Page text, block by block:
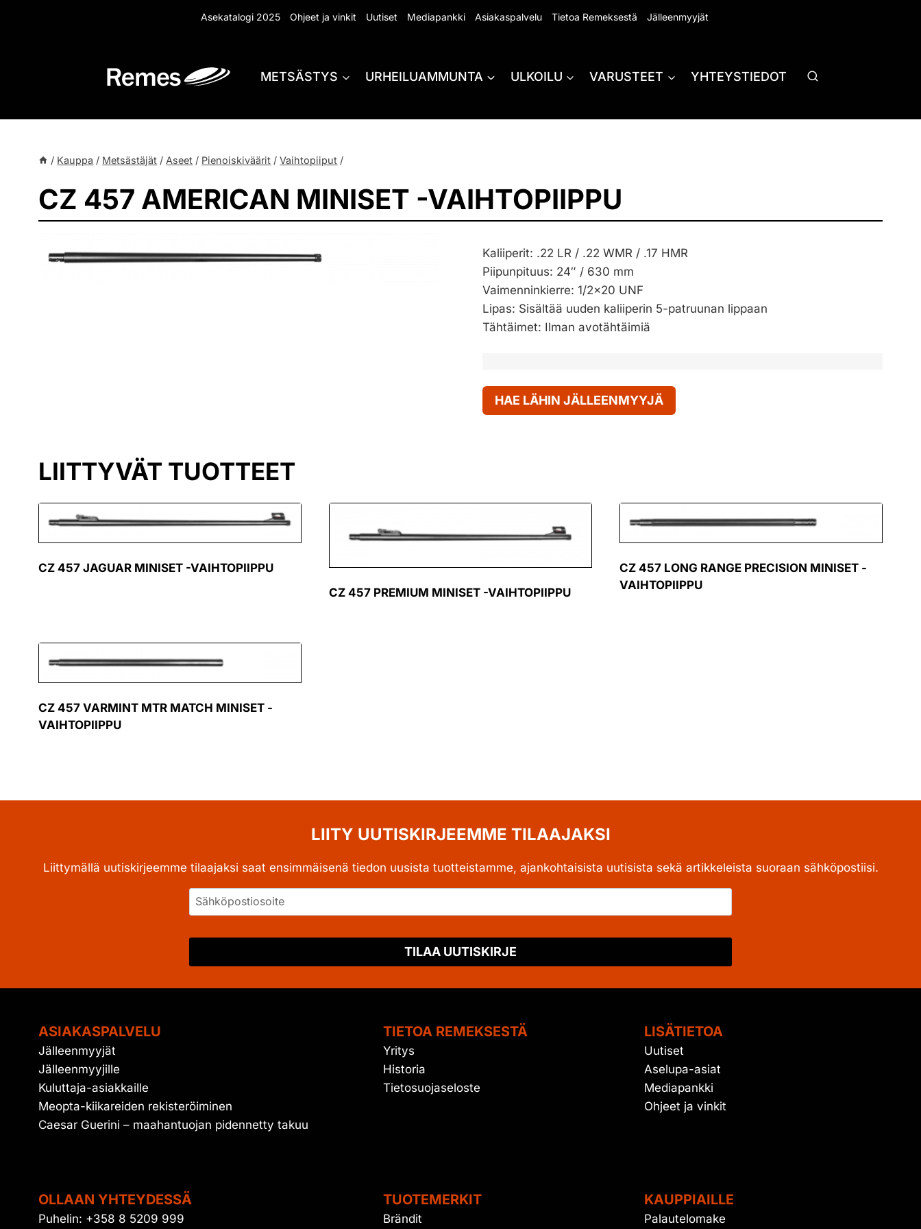
Asekatalogi 2025 Ohjeet ja vinkit Uutiset Mediapankki Asiakaspalvelu Tietoa Remeksestä Jälleenmyyjät
METSÄSTYS URHEILUAMMUNTA ULKOILU VARUSTEET YHTEYSTIEDOT
/ Kauppa / Metsästäjät / Aseet / Pienoiskiväärit / Vaihtopiiput /
CZ 457 AMERICAN MINISET -VAIHTOPIIPPU
Kaliiperit: .22 LR / .22 WMR / .17 HMR
Piipunpituus: 24″ / 630 mm
Vaimenninkierre: 1/2×20 UNF
Lipas: Sisältää uuden kaliiperin 5-patruunan lippaan
Tähtäimet: Ilman avotähtäimiä
HAE LÄHIN JÄLLEENMYYJÄ
LIITTYVÄT TUOTTEET
CZ 457 JAGUAR MINISET -VAIHTOPIIPPU
CZ 457 PREMIUM MINISET -VAIHTOPIIPPU
CZ 457 LONG RANGE PRECISION MINISET -
VAIHTOPIIPPU
CZ 457 VARMINT MTR MATCH MINISET -
VAIHTOPIIPPU
LIITY UUTISKIRJEEMME TILAAJAKSI
Liittymällä uutiskirjeemme tilaajaksi saat ensimmäisenä tiedon uusista tuotteistamme, ajankohtaisista uutisista sekä artikkeleista suoraan sähköpostiisi.
TILAA UUTISKIRJE
ASIAKASPALVELU
Jälleenmyyjät
Jälleenmyyjille
Kuluttaja-asiakkaille
Meopta-kiikareiden rekisteröiminen
Caesar Guerini – maahantuojan pidennetty takuu
TIETOA REMEKSESTÄ
Yritys
Historia
Tietosuojaseloste
LISÄTIETOA
Uutiset
Aselupa-asiat
Mediapankki
Ohjeet ja vinkit
OLLAAN YHTEYDESSÄ
Puhelin: +358 8 5209 999
TUOTEMERKIT
Brändit
KAUPPIAILLE
Palautelomake